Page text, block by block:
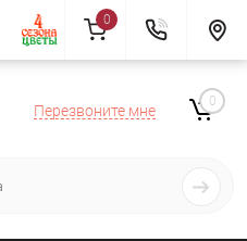
Перезвоните мне
0
0